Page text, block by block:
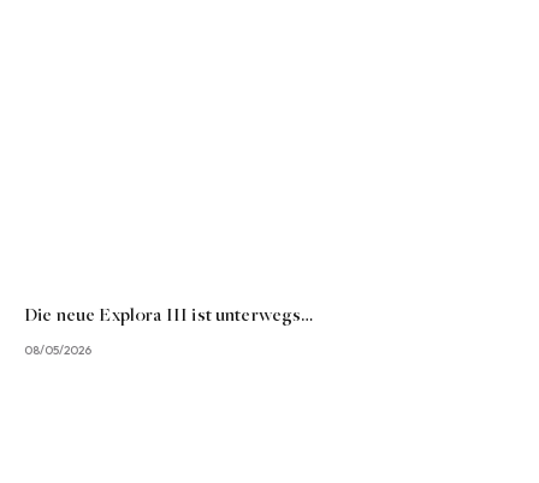
Die neue Explora III ist unterwegs…
08/05/2026